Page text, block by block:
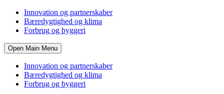
Innovation og partnerskaber
Bæredygtighed og klima
Forbrug og byggeri
Open Main Menu
Innovation og partnerskaber
Bæredygtighed og klima
Forbrug og byggeri